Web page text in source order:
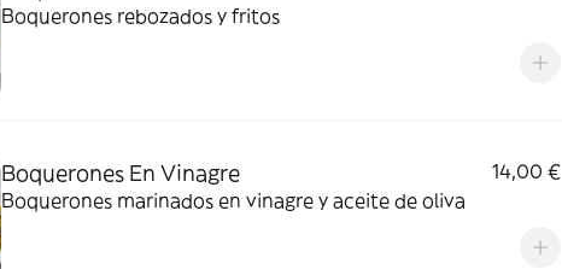
Boquerones rebozados y fritos
Boquerones En Vinagre
14,00 €
Boquerones marinados en vinagre y aceite de oliva